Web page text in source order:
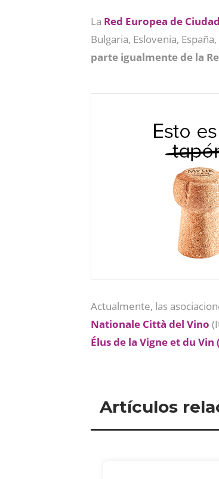
La Red Europea de
Bulgaria, Eslovenia,
parte igualmente de la
Actualmente, las
Nationale Città del Vino
Élus de la Vigne et du Vin (
Artículos